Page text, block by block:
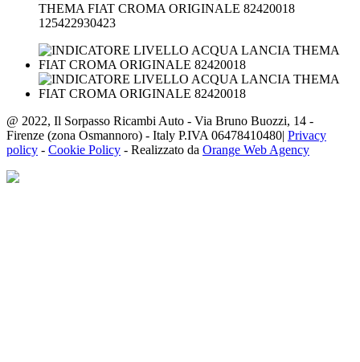
125422930423
@ 2022, Il Sorpasso Ricambi Auto - Via Bruno Buozzi, 14 -
Firenze (zona Osmannoro) - Italy P.IVA 06478410480| Privacy
policy - Cookie Policy - Realizzato da Orange Web Agency